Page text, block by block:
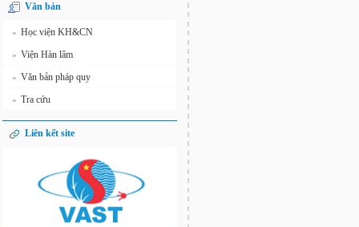
Văn bản
» Học viện KH&CN
» Viện Hàn lâm
» Văn bản pháp quy
» Tra cứu
Liên kết site